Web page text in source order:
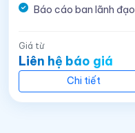
Báo cáo ban lãnh đạo
Giá từ
Liên hệ báo giá
Chi tiết